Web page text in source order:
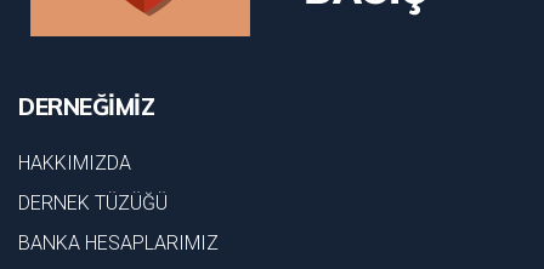
DERNEĞİMİZ
HAKKIMIZDA
DERNEK TÜZÜĞÜ
BANKA HESAPLARIMIZ